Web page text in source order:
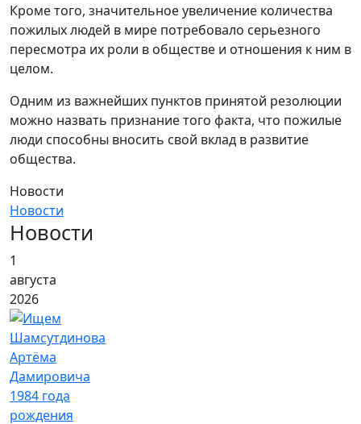
Кроме того, значительное увеличение количества
пожилых людей в мире потребовало серьезного
пересмотра их роли в обществе и отношения к ним в
целом.
Одним из важнейших пунктов принятой резолюции
можно назвать признание того факта, что пожилые
люди способны вносить свой вклад в развитие
общества.
Новости
Новости
Новости
1
августа
2026